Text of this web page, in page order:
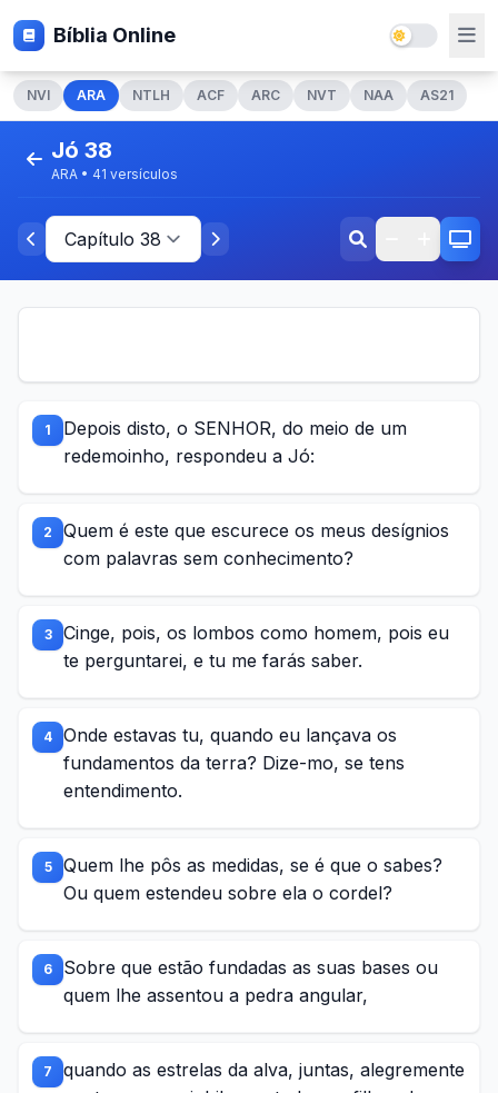
Bíblia Online
NVI ARA NTLH ACF ARC NVT NAA AS21
Jó 38
ARA • 41 versículos
1
Depois disto, o SENHOR, do meio de um
redemoinho, respondeu a Jó:
2
Quem é este que escurece os meus desígnios
com palavras sem conhecimento?
3
Cinge, pois, os lombos como homem, pois eu
te perguntarei, e tu me farás saber.
4
Onde estavas tu, quando eu lançava os
fundamentos da terra? Dize-mo, se tens
entendimento.
5
Quem lhe pôs as medidas, se é que o sabes?
Ou quem estendeu sobre ela o cordel?
6
Sobre que estão fundadas as suas bases ou
quem lhe assentou a pedra angular,
7
quando as estrelas da alva, juntas, alegremente